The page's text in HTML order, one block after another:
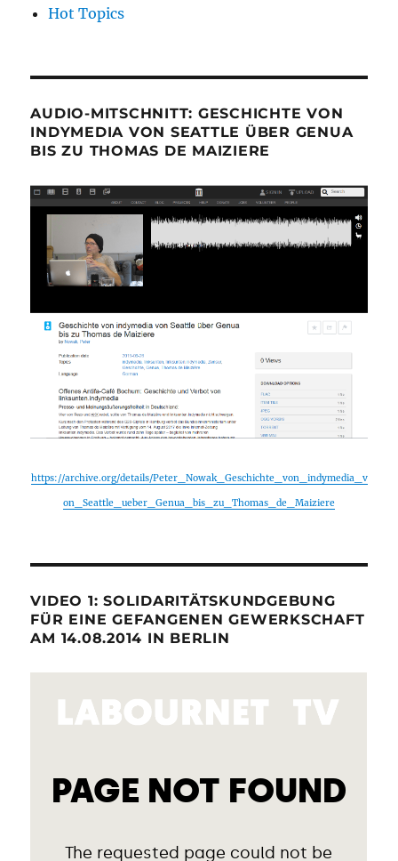
Hot Topics
AUDIO-MITSCHNITT: GESCHICHTE VON
INDYMEDIA VON SEATTLE ÜBER GENUA
BIS ZU THOMAS DE MAIZIERE
https://archive.org/details/Peter_Nowak_Geschichte_von_indymedia_v
on_Seattle_ueber_Genua_bis_zu_Thomas_de_Maiziere
VIDEO 1: SOLIDARITÄTSKUNDGEBUNG
FÜR EINE GEFANGENEN GEWERKSCHAFT
AM 14.08.2014 IN BERLIN